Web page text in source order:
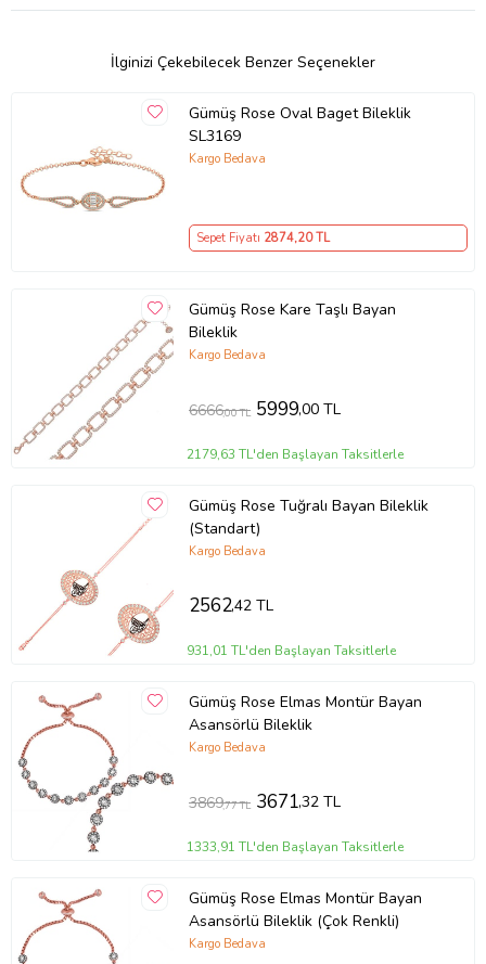
İlginizi Çekebilecek Benzer Seçenekler
Gümüş Rose Oval Baget Bileklik
SL3169
Kargo Bedava
Sepet Fiyatı 2874,20 TL
Gümüş Rose Kare Taşlı Bayan
Bileklik
Kargo Bedava
6666,00 TL 5999,00 TL
2179,63 TL'den Başlayan Taksitlerle
Gümüş Rose Tuğralı Bayan Bileklik
(Standart)
Kargo Bedava
2562,42 TL
931,01 TL'den Başlayan Taksitlerle
Gümüş Rose Elmas Montür Bayan
Asansörlü Bileklik
Kargo Bedava
3869,77 TL 3671,32 TL
1333,91 TL'den Başlayan Taksitlerle
Gümüş Rose Elmas Montür Bayan
Asansörlü Bileklik (Çok Renkli)
Kargo Bedava